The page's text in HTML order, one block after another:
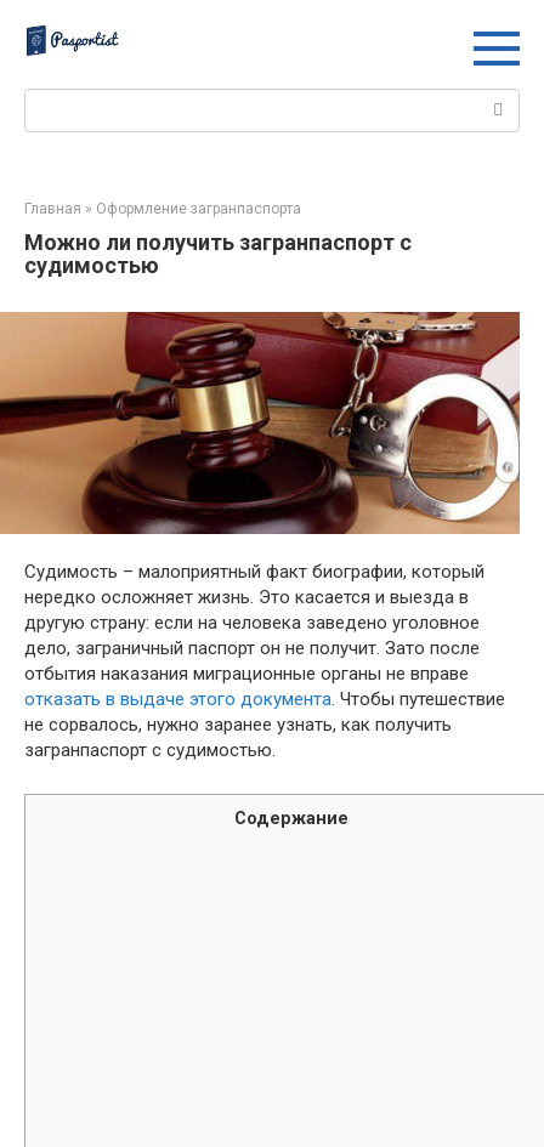
контенту
Главная » Оформление загранпаспорта
Можно ли получить загранпаспорт с
судимостью
Судимость – малоприятный факт биографии, который
нередко осложняет жизнь. Это касается и выезда в
другую страну: если на человека заведено уголовное
дело, заграничный паспорт он не получит. Зато после
отбытия наказания миграционные органы не вправе
отказать в выдаче этого документа. Чтобы путешествие
не сорвалось, нужно заранее узнать, как получить
загранпаспорт с судимостью.
Содержание